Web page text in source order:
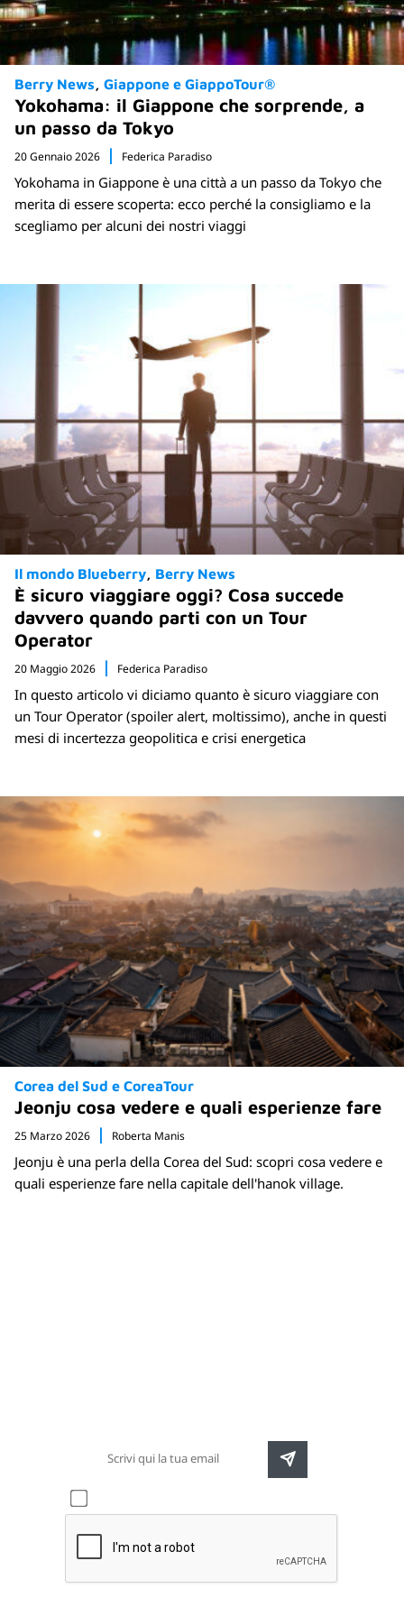
Berry News Giappone e GiappoTour®
Yokohama: il Giappone che sorprende, a
un passo da Tokyo
20 Gennaio 2026 Federica Paradiso
Yokohama in Giappone è una città a un passo da Tokyo che
merita di essere scoperta: ecco perché la consigliamo e la
scegliamo per alcuni dei nostri viaggi
Il mondo Blueberry Berry News
È sicuro viaggiare oggi? Cosa succede
davvero quando parti con un Tour
Operator
20 Maggio 2026 Federica Paradiso
In questo articolo vi diciamo quanto è sicuro viaggiare con
un Tour Operator (spoiler alert, moltissimo), anche in questi
mesi di incertezza geopolitica e crisi energetica
Corea del Sud e CoreaTour
Jeonju cosa vedere e quali esperienze fare
25 Marzo 2026 Roberta Manis
Jeonju è una perla della Corea del Sud: scopri cosa vedere e
quali esperienze fare nella capitale dell'hanok village.